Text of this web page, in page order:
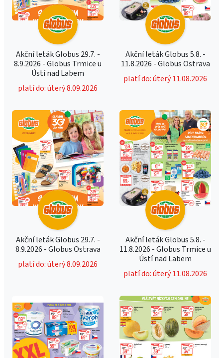
Akční leták Globus 29.7. -
8.9.2026 - Globus Trmice u
Ústí nad Labem
platí do: úterý 8.09.2026
Akční leták Globus 5.8. -
11.8.2026 - Globus Ostrava
platí do: úterý 11.08.2026
Akční leták Globus 29.7. -
8.9.2026 - Globus Ostrava
platí do: úterý 8.09.2026
Akční leták Globus 5.8. -
11.8.2026 - Globus Trmice u
Ústí nad Labem
platí do: úterý 11.08.2026